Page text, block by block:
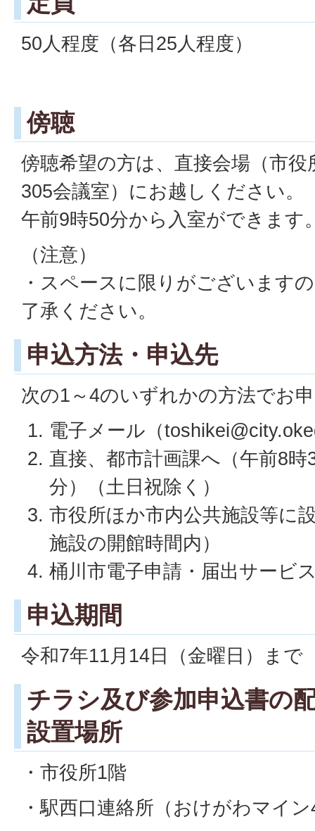
50人程度（各日25人程度）
傍聴
傍聴希望の方は、直接会場（市役
305会議室）にお越しください。
午前9時50分から入室ができます
（注意）
・スペースに限りがございます
了承ください。
申込方法・申込先
次の1～4のいずれかの方法でお
電子メール（
直接、都市計画課へ（午前8時
分）（土日祝除く）
市役所ほか市内公共施設等に
施設の開館時間内）
桶川市電子申請・届出サービ
申込期間
令和7年11月14日（金曜日）まで
チラシ及び参加申込書の
設置場所
・市役所1階
・駅西口連絡所（おけがわマイ